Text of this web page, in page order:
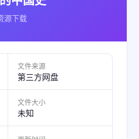
源下载
文件来源
第三方网盘
文件大小
未知